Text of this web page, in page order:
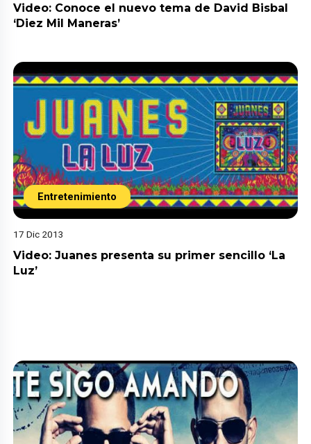
Video: Conoce el nuevo tema de David Bisbal
‘Diez Mil Maneras’
Entretenimiento
17 Dic 2013
Video: Juanes presenta su primer sencillo ‘La
Luz’